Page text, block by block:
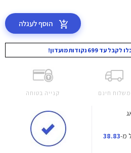
הוסף לעגלה
נקודות מועדון!
משלוח חינם קנייה בטוחה
מ-38.83